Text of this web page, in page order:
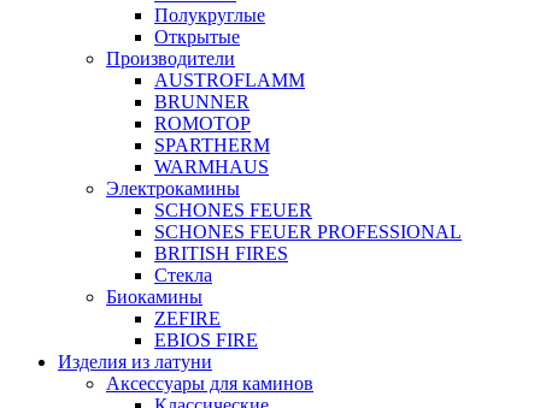
Полукруглые
Открытые
Производители
AUSTROFLAMM
BRUNNER
ROMOTOP
SPARTHERM
WARMHAUS
Электрокамины
SCHONES FEUER
SCHONES FEUER PROFESSIONAL
BRITISH FIRES
Стекла
Биокамины
ZEFIRE
EBIOS FIRE
Изделия из латуни
Аксессуары для каминов